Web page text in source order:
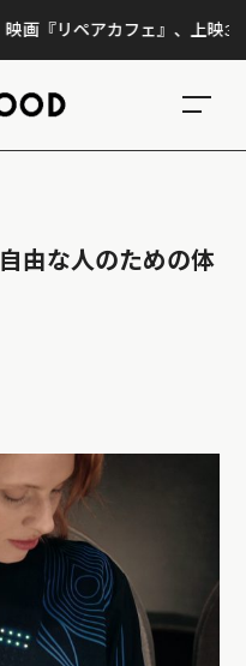
ペアカフェ』、上映300回の
由な人のための体